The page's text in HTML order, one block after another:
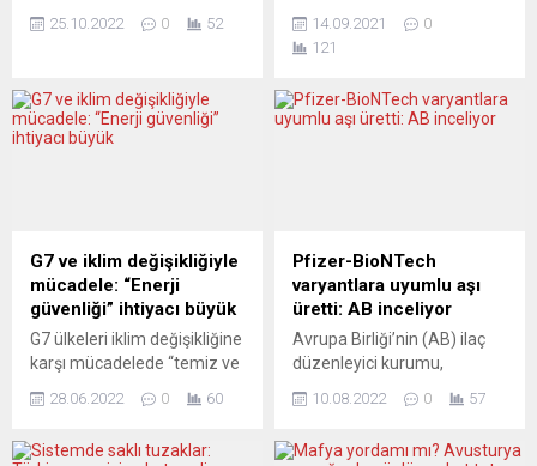
yeniden yapılanması için bir
olduğunu söyledi. Başbakan
Scholz, Berlin’de
konusu olan şey yeni bir
Marshall Planı
oluşturmaktan başka bir şey
değildir” dedi. Ukrayna’nın
yeniden inşasının hemen...
25.10.2022 0 52
cinsel taciz bildirimlerinin
önceki yıllarda yapılan
fazla olduğu açıklandı.
Kilisenin hazırladığı rapora
toplamında 72 olmuştu.
Geçen yılki cinsel taciz
bildirimlerinin 16’sının
tecavüz, 27’sinin şiddet...
14.09.2021
0
121
G7 ve iklim değişikliğiyle
mücadele: “Enerji
güvenliği” ihtiyacı büyük
G7 ülkeleri iklim değişikliğine
karşı mücadelede “temiz ve
hızlandırmak ve enerji
birlikte çalışacağı bildirildi.
28.06.2022 0 60
Pfizer-BioNTech
varyantlara uyumlu aşı
üretti: AB inceliyor
Avrupa Birliği’nin (AB) ilaç
düzenleyici kurumu,
Covid-19’a karşı geliştirilen
yeni versiyonunu
10.08.2022 0 57